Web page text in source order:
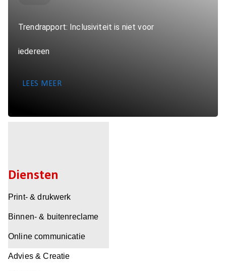
Trendrapport: Inclusiviteit is niet voor
iedereen
LEES MEER
Diensten
Print- & drukwerk
Binnen- & buitenreclame
Online communicatie
Advies & Creatie